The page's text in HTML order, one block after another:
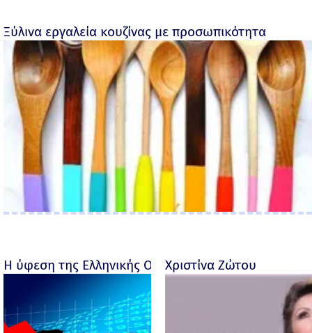
Ξύλινα εργαλεία κουζίνας με προσωπικότητα
Η ύφεση της Ελληνικής Οικονομίας - Ροσέτος
Χριστίνα Ζώτου